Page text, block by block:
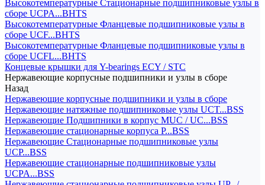
Высокотемпературные Стационарные подшипниковые узлы в
сборе UCPA...BHTS
Высокотемпературные Фланцевые подшипниковые узлы в
сборе UCF...BHTS
Высокотемпературные Фланцевые подшипниковые узлы в
сборе UCFL...BHTS
Концевые крышки для Y-bearings ECY / STC
Нержавеющие корпусные подшипники и узлы в сборе
Назад
Нержавеющие корпусные подшипники и узлы в сборе
Нержавеющие натяжные подшипниковые узлы UCT...BSS
Нержавеющие Подшипники в корпус MUC / UC...BSS
Нержавеющие стационарные корпуса P...BSS
Нержавеющие Стационарные подшипниковые узлы
UCP...BSS
Нержавеющие стационарные подшипниковые узлы
UCPA...BSS